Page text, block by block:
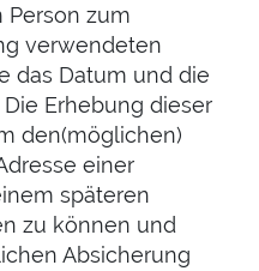
zum
verwendeten
das Datum und die
Erhebung dieser
den(möglichen)
einer
späteren
zu können und
Absicherung